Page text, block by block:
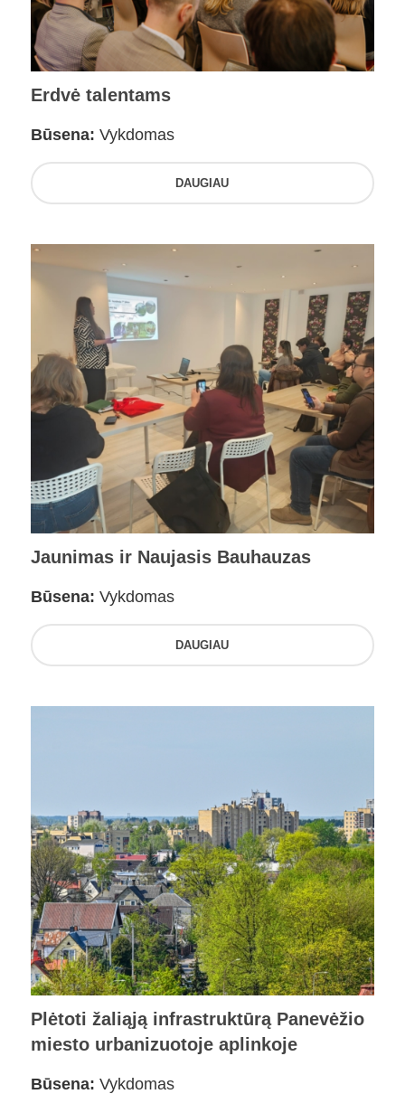
Erdvė talentams
Būsena: Vykdomas
DAUGIAU
Jaunimas ir Naujasis Bauhauzas
Būsena: Vykdomas
DAUGIAU
Plėtoti žaliąją infrastruktūrą Panevėžio
miesto urbanizuotoje aplinkoje
Būsena: Vykdomas